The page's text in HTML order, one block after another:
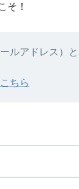
そ！
ルアドレス）
ちら